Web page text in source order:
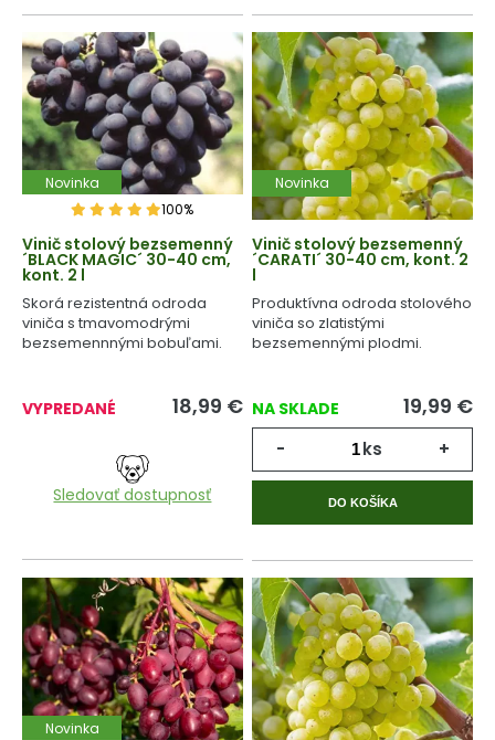
Novinka
100%
Vinič stolový bezsemenný
´BLACK MAGIC´ 30-40 cm,
kont. 2 l
Skorá rezistentná odroda
viniča s tmavomodrými
bezsemennnými bobuľami.
VYPREDANÉ 18,99 €
Sledovať dostupnosť
Novinka
Vinič stolový bezsemenný
´CARATI´ 30-40 cm, kont. 2
l
Produktívna odroda stolového
viniča so zlatistými
bezsemennými plodmi.
NA SKLADE 19,99 €
- ks +
DO KOŠÍKA
Novinka